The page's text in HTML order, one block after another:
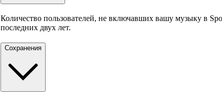
Количество пользователей, не включавших вашу музыку в
последних двух лет.
Сохранения